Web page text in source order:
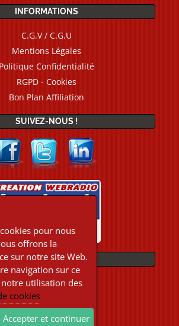
INFORMATIONS
C.G.V / C.G.U
Mentions Légales
Politique Confidentialité
RGPD - Cookies
Bon Plan Affiliation
SUIVEZ-NOUS !
PAIEMENTS
pour nous
offrons la
sur notre site Web.
navigation sur ce
utilisation des
cookies
Accepter et continuer